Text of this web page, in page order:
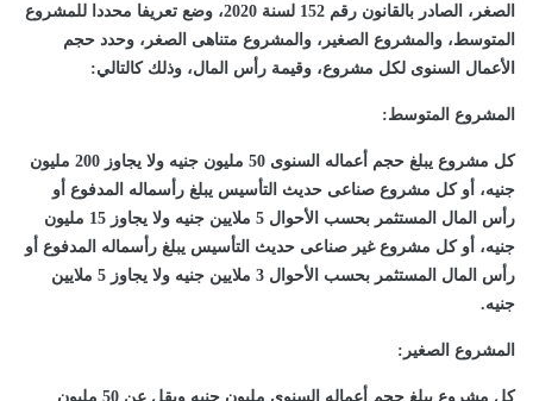
الصغر، الصادر بالقانون رقم 152 لسنة 2020، وضع تعريفا محددا للمشروع
المتوسط، والمشروع الصغير، والمشروع متناهى الصغر، وحدد حجم
الأعمال السنوى لكل مشروع، وقيمة رأس المال، وذلك كالتالي:
المشروع المتوسط:
كل مشروع يبلغ حجم أعماله السنوى 50 مليون جنيه ولا يجاوز 200 مليون
جنيه، أو كل مشروع صناعى حديث التأسيس يبلغ رأسماله المدفوع أو
رأس المال المستثمر بحسب الأحوال 5 ملايين جنيه ولا يجاوز 15 مليون
جنيه، أو كل مشروع غير صناعى حديث التأسيس يبلغ رأسماله المدفوع أو
رأس المال المستثمر بحسب الأحوال 3 ملايين جنيه ولا يجاوز 5 ملايين
جنيه.
المشروع الصغير:
كل مشروع يبلغ حجم أعماله السنوى مليون جنيه ويقل عن 50 مليون